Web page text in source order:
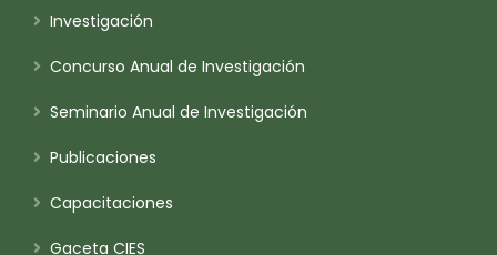
Investigación
Concurso Anual de Investigación
Seminario Anual de Investigación
Publicaciones
Capacitaciones
Gaceta CIES